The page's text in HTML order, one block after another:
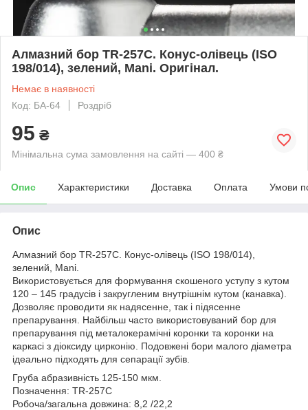
Алмазний бор TR-257C. Конус-олівець (ISO
198/014), зелений, Mani. Оригінал.
Немає в наявності
Код: БА-64
Роздріб
95 ₴
Мінімальна сума замовлення на сайті — 400 ₴
Опис Характеристики Доставка Оплата Умови
Опис
Алмазний бор TR-257C. Конус-олівець (ISO 198/014),
зелений, Mani.
Використовується для формування скошеного уступу з кутом
120 – 145 градусів і закругленим внутрішнім кутом (канавка).
Дозволяє проводити як надясенне, так і підясенне
препарування. Найбільш часто використовуваний бор для
препарування під металокерамічні коронки та коронки на
каркасі з діоксиду цирконію. Подовжені бори малого діаметра
ідеально підходять для сепарації зубів.
Груба абразивність 125-150 мкм.
Позначення: TR-257C
Робоча/загальна довжина: 8,2 /22,2